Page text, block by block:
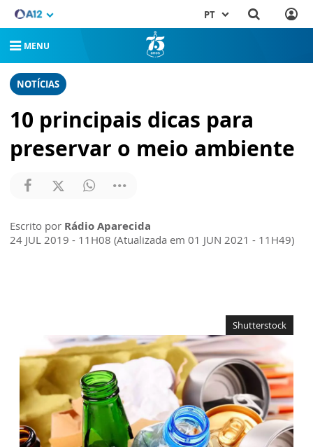
PT
MENU
NOTÍCIAS
10 principais dicas para
preservar o meio ambiente
Escrito por Rádio Aparecida
24 JUL 2019 - 11H08 (Atualizada em 01 JUN 2021 - 11H49)
Shutterstock